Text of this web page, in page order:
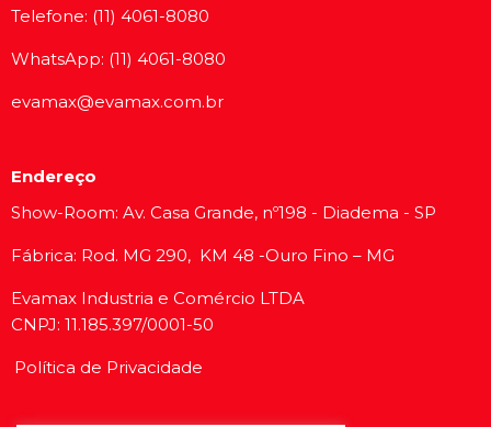
Telefone: (11) 4061-8080
WhatsApp: (11) 4061-8080
evamax@evamax.com.br
Endereço
Show-Room: Av. Casa Grande, nº198 - Diadema - SP
Fábrica: Rod. MG 290, KM 48 -Ouro Fino – MG
Evamax Industria e Comércio LTDA
CNPJ: 11.185.397/0001-50
Política de Privacidade